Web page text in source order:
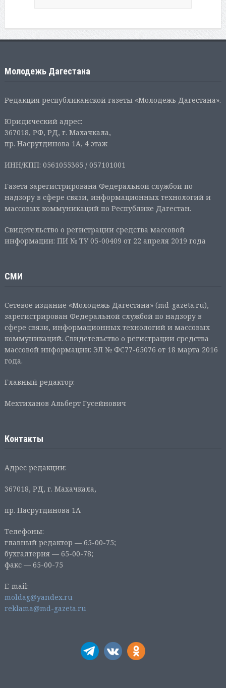
Молодежь Дагестана
Редакция республиканской газеты «Молодежь Дагестана».
Юридический адрес:
367018, РФ, РД, г. Махачкала,
пр. Насрутдинова 1А, 4 этаж
ИНН/КПП: 0561055365 / 057101001
Газета зарегистрирована Федеральной службой по
надзору в сфере связи, информационных технологий и
массовых коммуникаций по Республике Дагестан.
Свидетельство о регистрации средства массовой
информации: ПИ № ТУ 05-00409 от 22 апреля 2019 года
СМИ
Сетевое издание «Молодежь Дагестана» (md-gazeta.ru),
зарегистрирован Федеральной службой по надзору в
сфере связи, информационных технологий и массовых
коммуникаций. Свидетельство о регистрации средства
массовой информации: ЭЛ № ФС77-65076 от 18 марта 2016
года.
Главный редактор:
Мехтиханов Альберт Гусейнович
Контакты
Адрес редакции:
367018, РД, г. Махачкала,
пр. Насрутдинова 1А
Телефоны:
главный редактор — 65-00-75;
бухгалтерия — 65-00-78;
факс — 65-00-75
E-mail:
moldag@yandex.ru
reklama@md-gazeta.ru